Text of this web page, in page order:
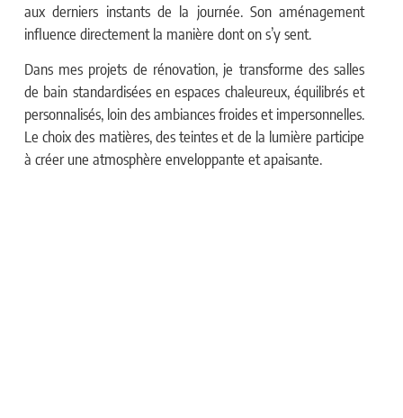
aux derniers instants de la journée. Son aménagement
influence directement la manière dont on s’y sent.
Dans mes projets de rénovation, je transforme des salles
de bain standardisées en espaces chaleureux, équilibrés et
personnalisés, loin des ambiances froides et impersonnelles.
Le choix des matières, des teintes et de la lumière participe
à créer une atmosphère enveloppante et apaisante.